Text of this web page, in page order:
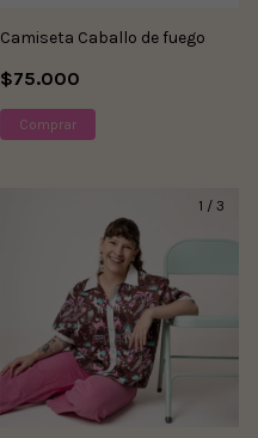
Camiseta Caballo de fuego
$75.000
Comprar
1 / 3